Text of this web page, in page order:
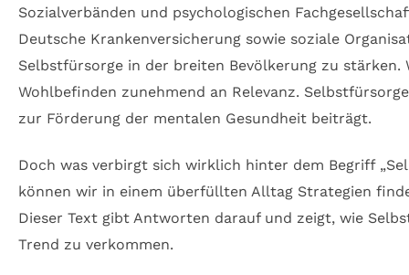
Sozialverbänden und psychologischen
Deutsche Krankenversicherung sowie soziale
Selbstfürsorge in der breiten Bevölkerung zu
Wohlbefinden zunehmend an Relevanz.
zur Förderung der mentalen Gesundheit beiträgt.
Doch was verbirgt sich wirklich hinter dem Begriff
können wir in einem überfüllten Alltag Strategien
Dieser Text gibt Antworten darauf und zeigt, wie
Trend zu verkommen.